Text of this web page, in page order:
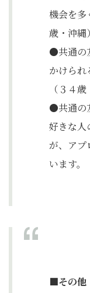
機会を多
歳・沖縄）
●共通の
かけられ
（３４歳
●共通の
好きな人
が、アプ
います。
■その他